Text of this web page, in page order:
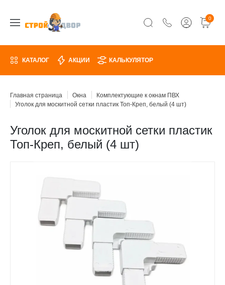
0
КАТАЛОГ АКЦИИ КАЛЬКУЛЯТОР
Главная страница Окна
Комплектующие к окнам ПВХ
Уголок для москитной сетки пластик Топ-Креп, белый (4 шт)
Уголок для москитной сетки пластик
Топ-Креп, белый (4 шт)